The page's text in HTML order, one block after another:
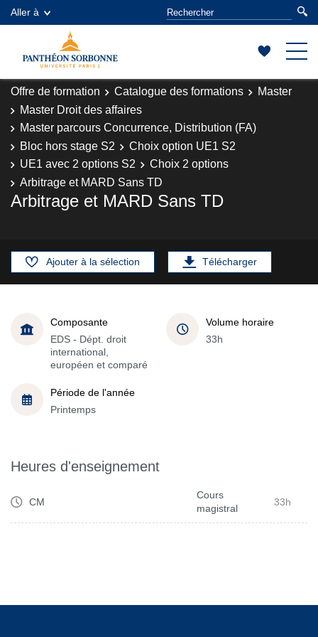
Aller à
Offre de formation Catalogue des formations
Master
Master Droit des affaires
Master parcours Concurrence, Distribution (FA)
Bloc hors stage S2
Choix option UE1 S2
UE1 avec 2 options S2
Choix 2 options
Arbitrage et MARD Sans TD
Arbitrage et MARD Sans TD
Ajouter à la sélection Télécharger
Composante
EDS - Dépt. droit
international,
européen et comparé
Volume horaire
33h
Période de l'année
Printemps
Heures d'enseignement
CM
Cours
magistral
33h